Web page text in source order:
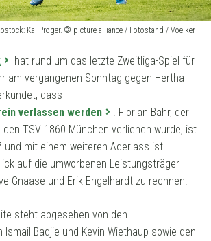
Kai Pröger. © picture alliance / Fotostand / Voelker
hat rund um das letzte Zweitliga-Spiel für
am vergangenen Sonntag gegen Hertha
dass
verlassen werden
. Florian Bähr, der
TSV 1860 München verliehen wurde, ist
und mit einem weiteren Aderlass ist
auf die umworbenen Leistungsträger
Gnaase und Erik Engelhardt zu rechnen.
steht abgesehen von den
Badjie und Kevin Wiethaup sowie den